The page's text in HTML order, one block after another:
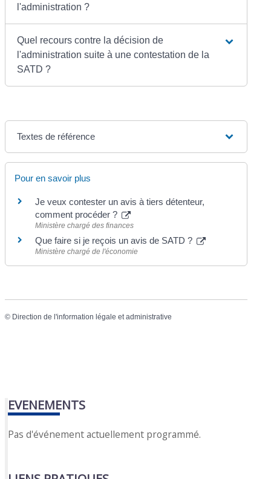
l'administration ?
Quel recours contre la décision de
l'administration suite à une contestation de la
SATD ?
Textes de référence
Pour en savoir plus
Je veux contester un avis à tiers détenteur,
comment procéder ?
Ministère chargé des finances
Que faire si je reçois un avis de SATD ?
Ministère chargé de l'économie
© Direction de l'information légale et administrative
EVENEMENTS
Pas d'événement actuellement programmé.